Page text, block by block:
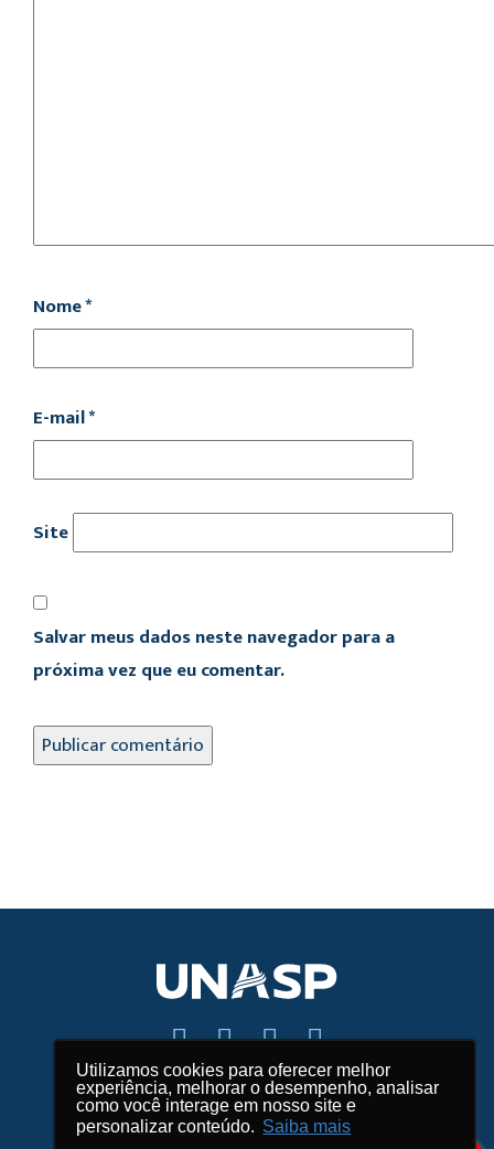
Utilizamos cookies para oferecer melhor
experiência, melhorar o desempenho, analisar
como você interage em nosso site e
personalizar conteúdo. Saiba mais
Nome*
E-mail*
Site
Salvar meus dados neste navegador para a
próxima vez que eu comentar.
Fale conosco
Mapas e endereços